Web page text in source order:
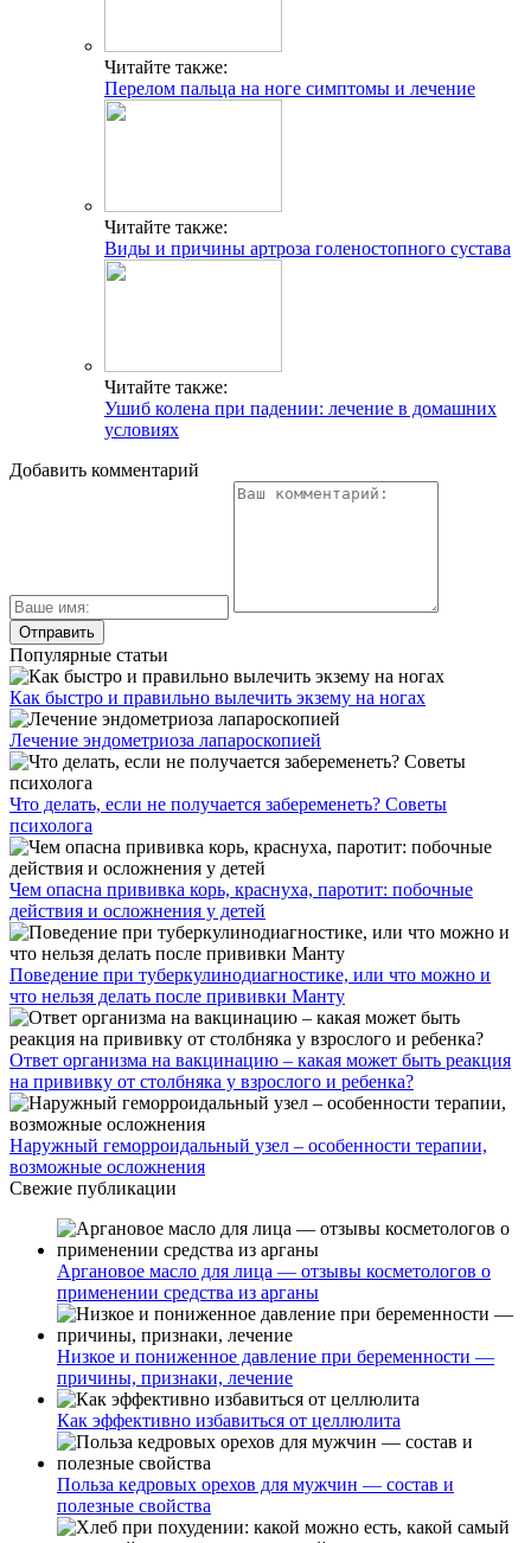
Читайте также:
Перелом пальца на ноге симптомы и лечение
Читайте также:
Виды и причины артроза голеностопного сустава
Читайте также:
Ушиб колена при падении: лечение в домашних
условиях
Добавить комментарий
Популярные статьи
Как быстро и правильно вылечить экзему на ногах
Лечение эндометриоза лапароскопией
Что делать, если не получается забеременеть? Советы
психолога
Чем опасна прививка корь, краснуха, паротит: побочные
действия и осложнения у детей
Поведение при туберкулинодиагностике, или что можно и
что нельзя делать после прививки Манту
Ответ организма на вакцинацию – какая может быть реакция
на прививку от столбняка у взрослого и ребенка?
Наружный геморроидальный узел – особенности терапии,
возможные осложнения
Свежие публикации
Аргановое масло для лица — отзывы косметологов о
применении средства из арганы
Низкое и пониженное давление при беременности —
причины, признаки, лечение
Как эффективно избавиться от целлюлита
Польза кедровых орехов для мужчин — состав и
полезные свойства